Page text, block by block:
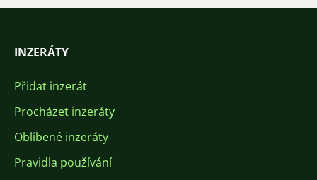
INZERÁTY
Přidat inzerát
Procházet inzeráty
Oblíbené inzeráty
Pravidla používání